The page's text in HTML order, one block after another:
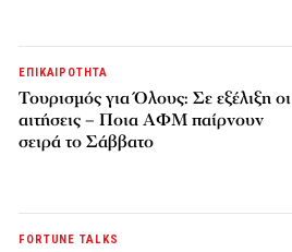
ΕΠΙΚΑΙΡΟΤΗΤΑ
Τουρισμός για Όλους: Σε εξέλιξη οι
αιτήσεις – Ποια ΑΦΜ παίρνουν
σειρά το Σάββατο
FORTUNE TALKS